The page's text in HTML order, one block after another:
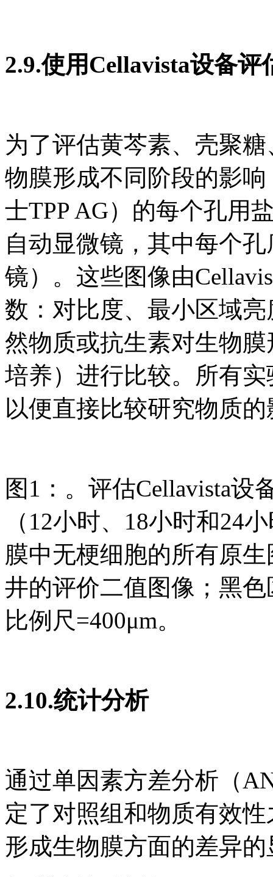
2.9.使用Cellavista设备评
为了评估黄芩素、壳聚
物膜形成不同阶段的影
士TPP AG）的每个孔用
自动显微镜，其中每个
镜）。这些图像由
数：对比度、最小区域
然物质或抗生素对生物
培养）进行比较。所有
以便直接比较研究物质的
图1：。评估Cellavista设
（12小时、18小时和24
膜中无梗细胞的所有原
井的评价二值图像；黑
比例尺=400μm。
2.10.统计分析
通过单因素方差分析（
定了对照组和物质有效
形成生物膜方面的差异